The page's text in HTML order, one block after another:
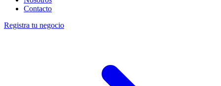
Contacto
Registra tu negocio